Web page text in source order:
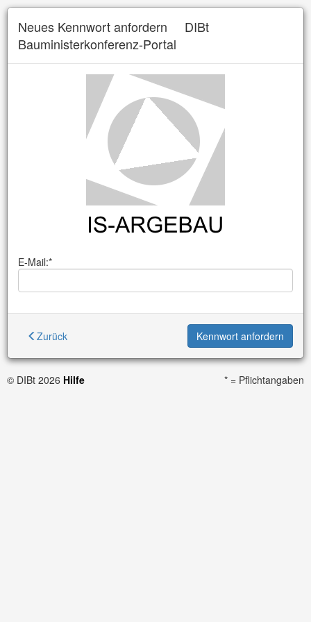
Neues Kennwort anfordern
DIBt
Bauministerkonferenz-Portal
E-Mail:*
Zurück
© DIBt 2026 Hilfe * = Pflichtangaben